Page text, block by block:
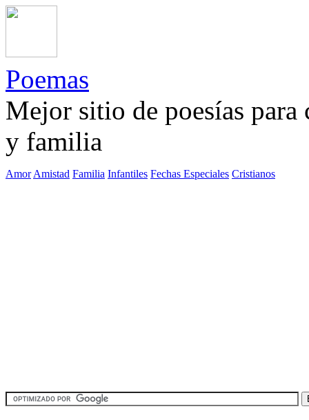
Poemas
Mejor sitio de poesías
y familia
Amor Amistad Familia Infantiles Fechas Especiales Cristianos